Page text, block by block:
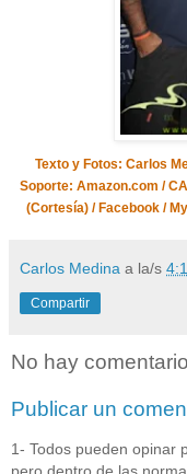
Texto y Fotos: Carlos
Soporte: Amazon.com /
(Cortesía) / Facebook /
Carlos Medina a la/s
Compartir
No hay
Publicar un
1- Todos pueden opinar
pero dentro de las